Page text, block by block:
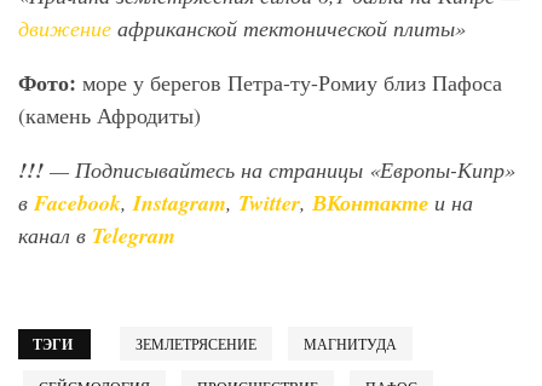
движение африканской тектонической плиты»
Фото: море у берегов Петра-ту-Ромиу близ Пафоса
(камень Афродиты)
!!! — Подписывайтесь на страницы «Европы-Кипр»
вFacebook,Instagram, Twitter, ВКонтакте и на
канал в Telegram
ТЭГИ ЗЕМЛЕТРЯСЕНИЕ МАГНИТУДА